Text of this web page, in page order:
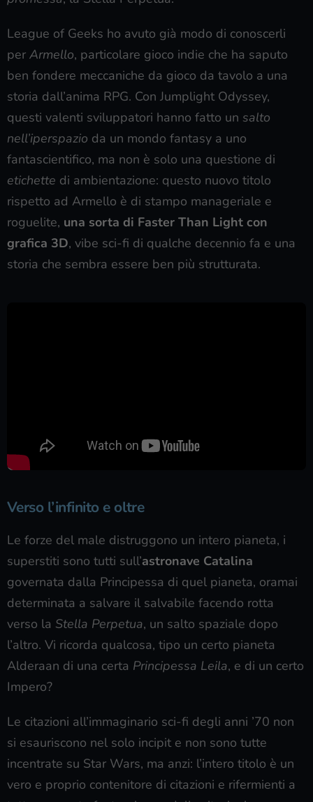
League of Geeks ho avuto già modo di conoscerli
per Armello, particolare gioco indie che ha saputo
ben fondere meccaniche da gioco da tavolo a una
storia dall’anima RPG. Con Jumplight Odyssey,
questi valenti sviluppatori hanno fatto un salto
nell’iperspazio da un mondo fantasy a uno
fantascientifico, ma non è solo una questione di
etichette di ambientazione: questo nuovo titolo
rispetto ad Armello è di stampo manageriale e
roguelite, una sorta di Faster Than Light con
grafica 3D, vibe sci-fi di qualche decennio fa e una
storia che sembra essere ben più strutturata.
Verso l’infinito e oltre
Le forze del male distruggono un intero pianeta, i
superstiti sono tutti sull’astronave Catalina
governata dalla Principessa di quel pianeta, oramai
determinata a salvare il salvabile facendo rotta
verso la Stella Perpetua, un salto spaziale dopo
l’altro. Vi ricorda qualcosa, tipo un certo pianeta
Alderaan di una certa Principessa Leila, e di un certo
Impero?
Le citazioni all’immaginario sci-fi degli anni ’70 non
si esauriscono nel solo incipit e non sono tutte
incentrate su Star Wars, ma anzi: l’intero titolo è un
vero e proprio contenitore di citazioni e rifermienti a